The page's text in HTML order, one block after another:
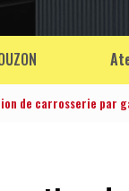
de carrosserie par